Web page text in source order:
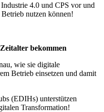
4.0 und CPS vor und
nutzen können!
bekommen
wie sie digitale
Betrieb einsetzen und damit
(EDIHs) unterstützen
Transformation!